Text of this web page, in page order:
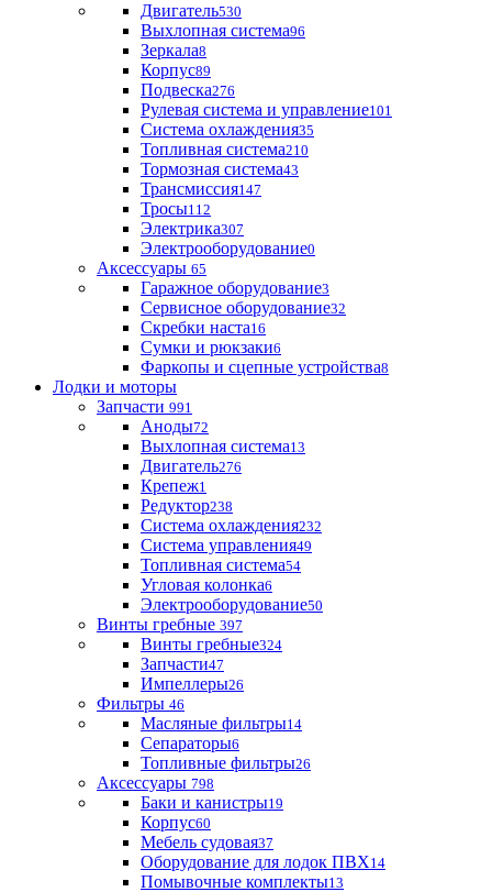
Двигатель530
Выхлопная система96
Зеркала8
Корпус89
Подвеска276
Рулевая система и управление101
Система охлаждения35
Топливная система210
Тормозная система43
Трансмиссия147
Тросы112
Электрика307
Электрооборудование0
Аксессуары 65
Гаражное оборудование3
Сервисное оборудование32
Скребки наста16
Сумки и рюкзаки6
Фаркопы и сцепные устройства8
Лодки и моторы
Запчасти 991
Аноды72
Выхлопная система13
Двигатель276
Крепеж1
Редуктор238
Система охлаждения232
Система управления49
Топливная система54
Угловая колонка6
Электрооборудование50
Винты гребные 397
Винты гребные324
Запчасти47
Импеллеры26
Фильтры 46
Масляные фильтры14
Сепараторы6
Топливные фильтры26
Аксессуары 798
Баки и канистры19
Корпус60
Мебель судовая37
Оборудование для лодок ПВХ14
Помывочные комплекты13